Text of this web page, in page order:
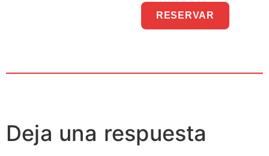
RESERVAR
Deja una respuesta